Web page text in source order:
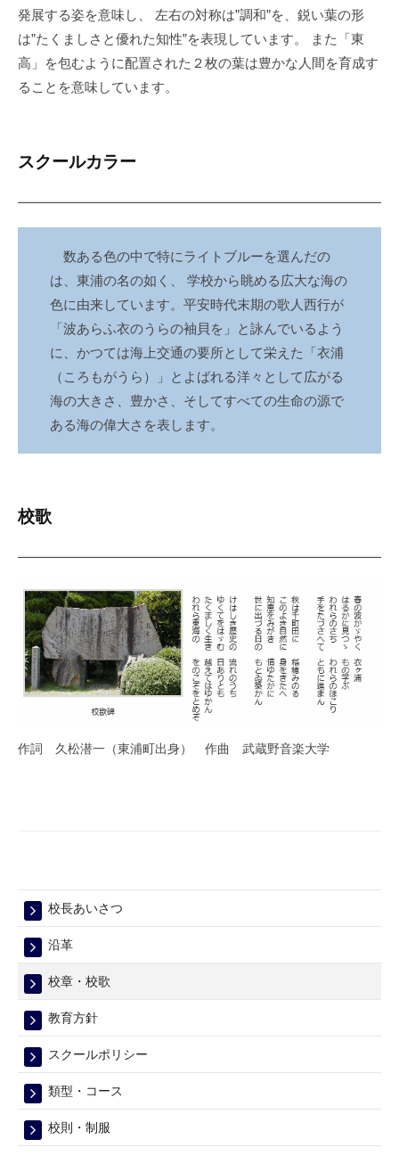
発展する姿を意味し、 左右の対称は”調和”を、鋭い葉の形
は”たくましさと優れた知性”を表現しています。 また「東
高」を包むように配置された２枚の葉は豊かな人間を育成す
ることを意味しています。
スクールカラー
数ある色の中で特にライトブルーを選んだの
は、東浦の名の如く、 学校から眺める広大な海の
色に由来しています。平安時代末期の歌人西行が
「波あらふ衣のうらの袖貝を」と詠んでいるよう
に、かつては海上交通の要所として栄えた「衣浦
（ころもがうら）」とよばれる洋々として広がる
海の大きさ、豊かさ、そしてすべての生命の源で
ある海の偉大さを表します。
校歌
作詞 久松潜一（東浦町出身） 作曲 武蔵野音楽大学
校長あいさつ
沿革
校章・校歌
教育方針
スクールポリシー
類型・コース
校則・制服